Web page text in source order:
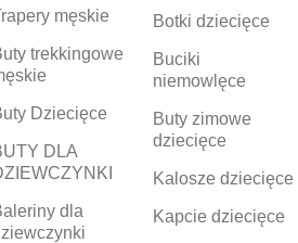
męskie
trekkingowe
Dziecięce
DLA
dla
Botki dziecięce
Buciki
niemowlęce
Buty zimowe
dziecięce
Kalosze dziecięce
Kapcie dziecięce